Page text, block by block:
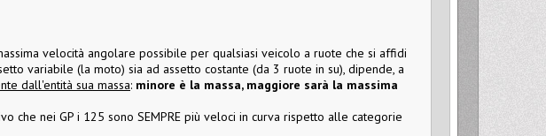
velocità angolare possibile per qualsiasi veicolo a ruote che si affidi
variabile (la moto) sia ad assetto costante (da 3 ruote in su), dipende, a
dall'entità sua massa: minore è la massa, maggiore sarà la massima
che nei GP i 125 sono SEMPRE più veloci in curva rispetto alle categorie